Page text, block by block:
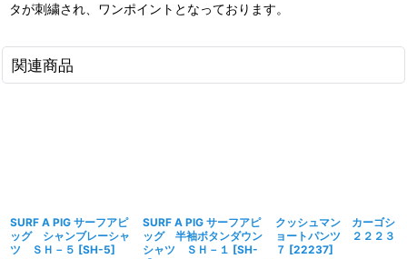
タが刺繍され、ワンポイントとなっております。
関連商品
SURF A PIG サーフアピ
ッグ シャンブレーシャ
ツ ＳＨ－５ [SH-5]
SURF A PIG サーフアピ
ッグ 半袖ボタンダウン
シャツ ＳＨ－１ [SH-
クッシュマン カーゴシ
ョートパンツ ２２２３
７ [22237]